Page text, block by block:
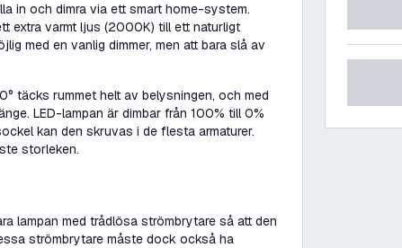
in och dimra via ett smart home-system.
extra varmt ljus (2000K) till ett naturligt
med en vanlig dimmer, men att bara slå av
täcks rummet helt av belysningen, och med
LED-lampan är dimbar från 100% till 0%
kan den skruvas i de flesta armaturer.
storleken.
lampan med trådlösa strömbrytare så att den
strömbrytare måste dock också ha